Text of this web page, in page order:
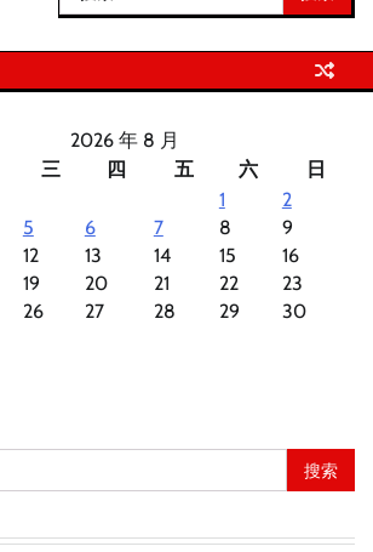
索：
2026 年 8 月
三 四 五 六
日
1
2
5 6 7 8
9
12 13 14 15
16
19 20 21 22
23
26 27 28 29
30